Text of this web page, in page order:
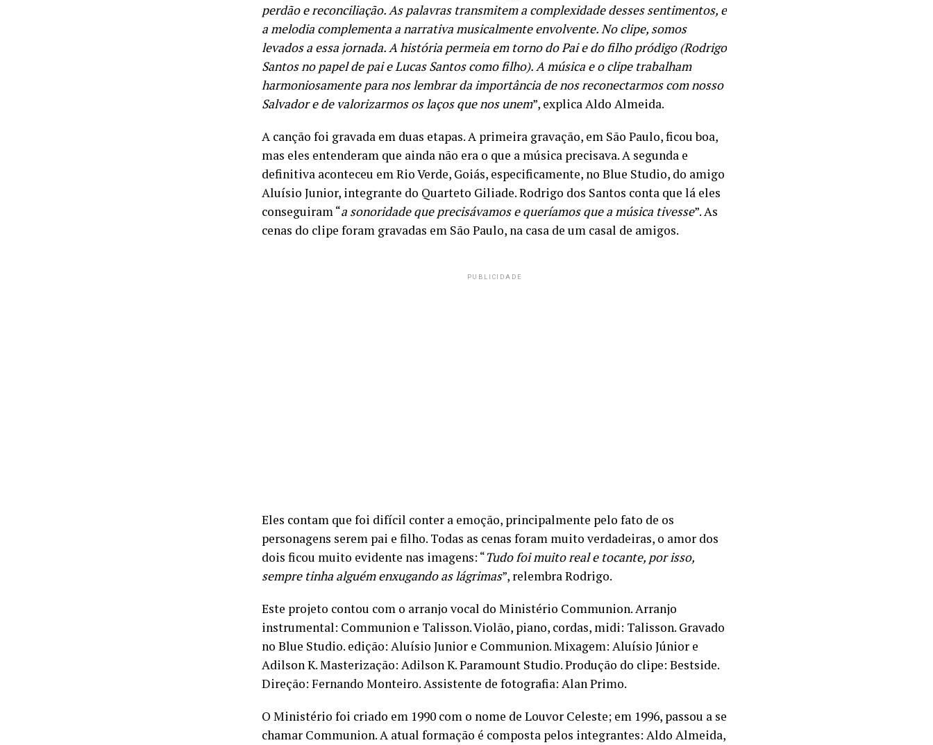
perdão e reconciliação. As palavras transmitem a complexidade desses sentimentos, e
a melodia complementa a narrativa musicalmente envolvente. No clipe, somos
levados a essa jornada. A história permeia em torno do Pai e do filho pródigo (Rodrigo
Santos no papel de pai e Lucas Santos como filho). A música e o clipe trabalham
harmoniosamente para nos lembrar da importância de nos reconectarmos com nosso
Salvador e de valorizarmos os laços que nos unem”, explica Aldo Almeida.
A canção foi gravada em duas etapas. A primeira gravação, em São Paulo, ficou boa,
mas eles entenderam que ainda não era o que a música precisava. A segunda e
definitiva aconteceu em Rio Verde, Goiás, especificamente, no Blue Studio, do amigo
Aluísio Junior, integrante do Quarteto Giliade. Rodrigo dos Santos conta que lá eles
conseguiram“a sonoridade que precisávamos e queríamos que a música tivesse”. As
cenas do clipe foram gravadas em São Paulo, na casa de um casal de amigos.
PUBLICIDADE
Eles contam que foi difícil conter a emoção, principalmente pelo fato de os
personagens serem pai e filho. Todas as cenas foram muito verdadeiras, o amor dos
dois ficou muito evidente nas imagens: “Tudo foi muito real e tocante, por isso,
sempre tinha alguém enxugando as lágrimas”, relembra Rodrigo.
Este projeto contou com o arranjo vocal do Ministério Communion. Arranjo
instrumental: Communion e Talisson. Violão, piano, cordas, midi: Talisson. Gravado
no Blue Studio. edição: Aluísio Junior e Communion. Mixagem: Aluísio Júnior e
Adilson K. Masterização: Adilson K. Paramount Studio. Produção do clipe: Bestside.
Direção: Fernando Monteiro. Assistente de fotografia: Alan Primo.
O Ministério foi criado em 1990 com o nome de Louvor Celeste; em 1996, passou a se
chamar Communion. A atual formação é composta pelos integrantes: Aldo Almeida,